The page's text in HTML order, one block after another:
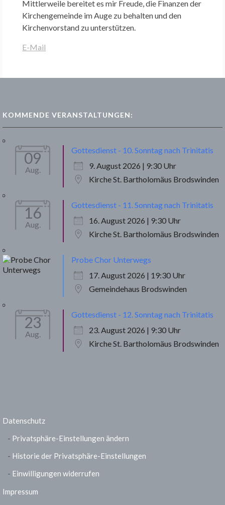
Mittlerweile bereitet es mir Freude, die Finanzen der
Kirchengemeinde im Auge zu behalten und den
Kirchenvorstand zu unterstützen.
E-Mail
KOMMENDE VERANSTALTUNGEN:
09
Aug.
Gottesdienst - 10. Sonntag nach Trinitatis
9. August 2026 | 9:30 Uhr
Kirche St. Bartholomäus Brodswinden
16
Aug.
Gottesdienst - 11. Sonntag nach Trinitatis
16. August 2026 | 9:30 Uhr
Kirche St. Bartholomäus Brodswinden
Probe Chor Unterwegs
17. August 2026 | 19:30 Uhr
Gemeindehaus Brodswinden
23
Aug.
Gottesdienst - 12. Sonntag nach Trinitatis
23. August 2026 | 9:30 Uhr
Kirche St. Bartholomäus Brodswinden
Datenschutz
Privatsphäre-Einstellungen ändern
Historie der Privatsphäre-Einstellungen
Einwilligungen widerrufen
Impressum